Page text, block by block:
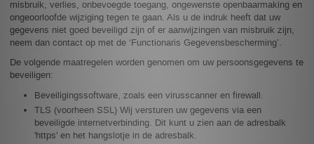
misbruik, verlies, onbevoegde toegang, ongewenste openbaarmaking en
ongeoorloofde wijziging tegen te gaan. Als u de indruk heeft dat uw
gegevens niet goed beveiligd zijn of er aanwijzingen van misbruik zijn,
neem dan contact op met de ‘Functionaris Gegevensbescherming’.
De volgende maatregelen worden genomen om uw persoonsgegevens te
beveiligen:
Beveiligingssoftware, zoals een virusscanner en firewall.
TLS (voorheen SSL) Wij versturen uw gegevens via een
beveiligde internetverbinding. Dit kunt u zien aan de adresbalk
'https' en het hangslotje in de adresbalk.